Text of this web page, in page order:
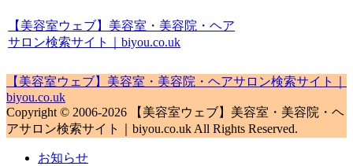
【美容室ウェブ】美容室・美容院・ヘア
サロン検索サイト｜biyou.co.uk
【美容室ウェブ】美容室・美容院・ヘアサロン検索サイト｜
biyou.co.uk
Copyright © 2006-2026 【美容室ウェブ】美容室・美容院・ヘ
アサロン検索サイト｜biyou.co.uk All Rights Reserved.
お知らせ